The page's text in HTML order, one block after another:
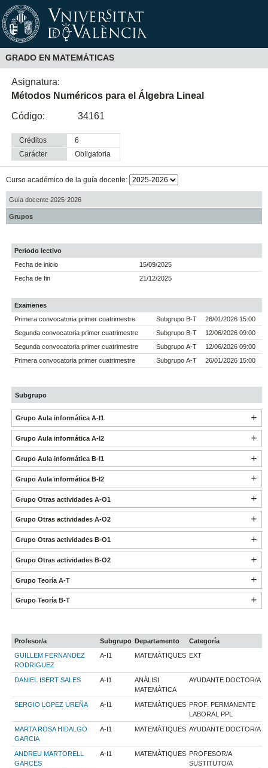
GRADO EN MATEMÁTICAS
Asignatura:
Métodos Numéricos para el Álgebra Lineal
Código:
34161
Créditos
6
Carácter
obligatoria
Curso académico de la guía docente:
Guía docente 2025-2026
Grupos
Periodo lectivo
Fecha de inicio
15/09/2025
Fecha de fin
21/12/2025
Examenes
Primera convocatoria primer cuatrimestre
Subgrupo B-T
26/01/2026 15:00
Segunda convocatoria primer cuatrimestre
Subgrupo B-T
12/06/2026 09:00
Segunda convocatoria primer cuatrimestre
Subgrupo A-T
12/06/2026 09:00
Primera convocatoria primer cuatrimestre
Subgrupo A-T 26/01/2026 15:00
Subgrupo
Grupo Aula informática A-I1
Grupo Aula informática A-I2
Grupo Aula informática B-I1
Grupo Aula informática B-I2
Grupo Otras actividades A-O1
Grupo Otras actividades A-O2
Grupo Otras actividades B-O1
Grupo Otras actividades B-O2
Grupo Teoría A-T
Grupo Teoría B-T
Profesor/a Subgrupo Departamento
Categoría
GUILLEM FERNANDEZ
RODRIGUEZ
A-I1 MATEMÀTIQUES EXT
DANIEL ISERT SALES A-I1
ANÀLISI
MATEMÀTICA
AYUDANTE DOCTOR/A
SERGIO LOPEZ UREÑA A-I1 MATEMÀTIQUES PROF. PERMANENTE
LABORAL PPL
MARTA ROSA HIDALGO
GARCIA
A-I1 MATEMÀTIQUES AYUDANTE DOCTOR/A
ANDREU MARTORELL
GARCES
A-I1 MATEMÀTIQUES PROFESOR/A
SUSTITUTO/A